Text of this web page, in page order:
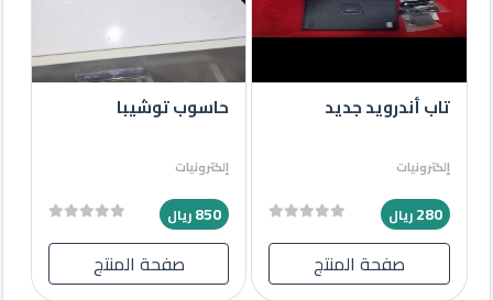
تاب أندرويد جديد
إلكترونيات
280ريال
صفحة المنتج
حاسوب توشيبا
إلكترونيات
850ريال
صفحة المنتج